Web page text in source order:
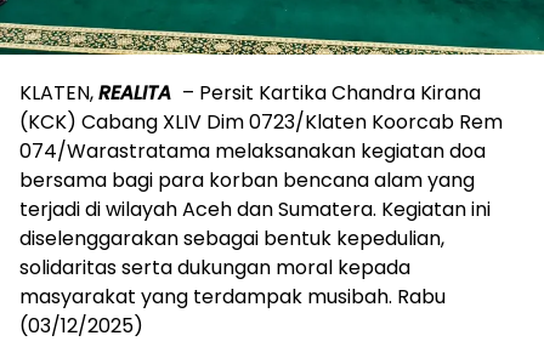
KLATEN,REALITA – Persit Kartika Chandra Kirana
(KCK) Cabang XLIV Dim 0723/Klaten Koorcab Rem
074/Warastratama melaksanakan kegiatan doa
bersama bagi para korban bencana alam yang
terjadi di wilayah Aceh dan Sumatera. Kegiatan ini
diselenggarakan sebagai bentuk kepedulian,
solidaritas serta dukungan moral kepada
masyarakat yang terdampak musibah. Rabu
(03/12/2025)